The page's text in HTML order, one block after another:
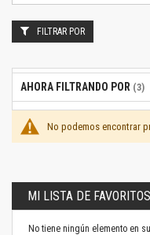
No podemos encontrar
FILTRAR POR
AHORA FILTRANDO POR
MI LISTA DE FAVORITOS
No tiene ningún elemento en